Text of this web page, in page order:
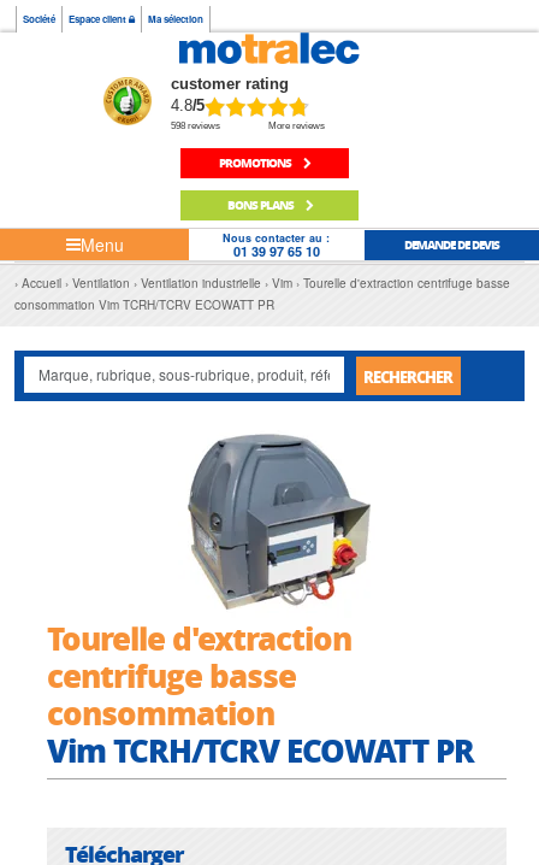
Société Espace client Ma sélection
customer rating
4.8/5
598 reviews More reviews
PROMOTIONS
BONS PLANS
Menu Nous contacter au :
01 39 97 65 10 DEMANDE DE DEVIS
Accueil Ventilation Ventilation industrielle Vim
Tourelle d'extraction centrifuge basse
consommation Vim TCRH/TCRV ECOWATT PR
RECHERCHER
Tourelle d'extraction
centrifuge basse
consommation
Vim TCRH/TCRV ECOWATT PR
Télécharger